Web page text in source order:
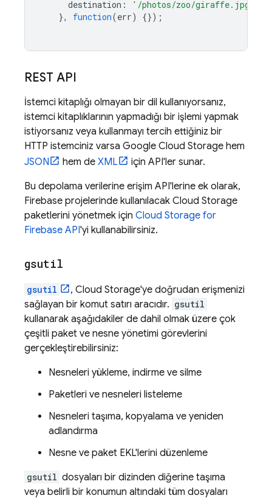
destination :
'/photos/zoo/giraffe.jpg'
},
function(err) {});
REST API
İstemci kitaplığı olmayan bir dil kullanıyorsanız,
istemci kitaplıklarının yapmadığı bir işlemi yapmak
istiyorsanız veya kullanmayı tercih ettiğiniz bir
HTTP istemciniz varsa Google Cloud Storage hem
JSON
hem de XML
için API'ler sunar.
Bu depolama verilerine erişim API'lerine ek olarak,
Firebase projelerinde kullanılacak Cloud Storage
paketlerini yönetmek için Cloud Storage for
Firebase API'yi kullanabilirsiniz.
gsutil
gsutil , Cloud Storage'ye doğrudan erişmenizi
sağlayan bir komut satırı aracıdır. gsutil
kullanarak aşağıdakiler de dahil olmak üzere çok
çeşitli paket ve nesne yönetimi görevlerini
gerçekleştirebilirsiniz:
Nesneleri yükleme, indirme ve silme
Paketleri ve nesneleri listeleme
Nesneleri taşıma, kopyalama ve yeniden
adlandırma
Nesne ve paket EKL'lerini düzenleme
gsutil dosyaları bir dizinden diğerine taşıma
veya belirli bir konumun altındaki tüm dosyaları